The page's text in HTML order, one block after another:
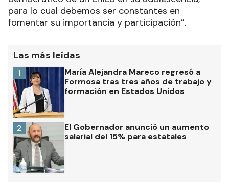
para lo cual debemos ser constantes en
fomentar su importancia y participación”.
Las más leídas
María Alejandra Mareco regresó a
Formosa tras tres años de trabajo y
formación en Estados Unidos
1
El Gobernador anunció un aumento
salarial del 15% para estatales
2